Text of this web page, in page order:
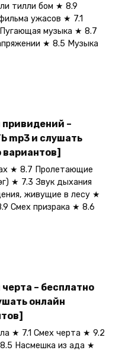
тилли бом ★ 8.9
ужасов ★ 7.1
музыка ★ 8.7
★ 8.5 Музыка
привидений –
mp3 и слушать
вариантов]
★ 8.7 Пролетающие
★ 7.3 Звук дыхания
живущие в лесу ★
Смех призрака ★ 8.6
– бесплатно
онлайн
★ 7.1 Смех черта ★ 9.2
Насмешка из ада ★